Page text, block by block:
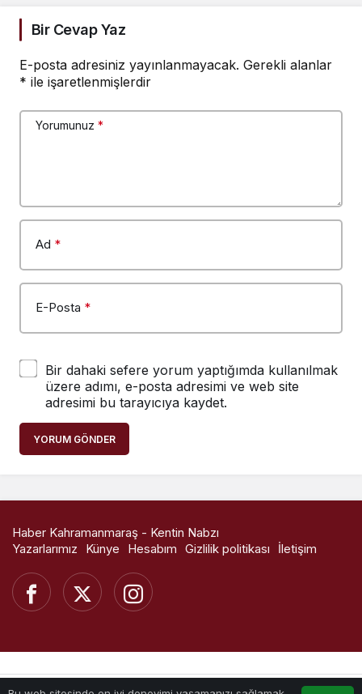
Bir Cevap Yaz
E-posta adresiniz yayınlanmayacak. Gerekli alanlar
* ile işaretlenmişlerdir
Yorumunuz *
Ad *
E-Posta *
Bir dahaki sefere yorum yaptığımda kullanılmak
üzere adımı, e-posta adresimi ve web site
adresimi bu tarayıcıya kaydet.
YORUM GÖNDER
Haber Kahramanmaraş - Kentin Nabzı
Yazarlarımız
Künye Hesabım Gizlilik politikası İletişim